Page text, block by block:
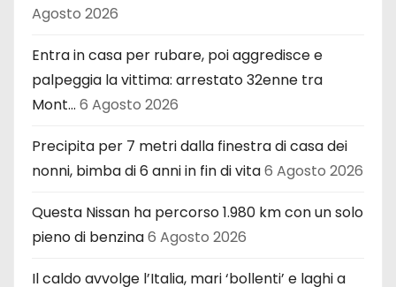
Agosto 2026
Entra in casa per rubare, poi aggredisce e
palpeggia la vittima: arrestato 32enne tra
Mont… 6 Agosto 2026
Precipita per 7 metri dalla finestra di casa dei
nonni, bimba di 6 anni in fin di vita6 Agosto 2026
Questa Nissan ha percorso 1.980 km con un solo
pieno di benzina6 Agosto 2026
Il caldo avvolge l’Italia, mari ‘bollenti’ e laghi a